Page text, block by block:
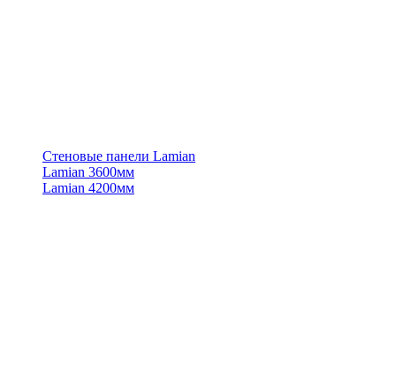
Стеновые панели Lamian
Lamian 3600мм
Lamian 4200мм